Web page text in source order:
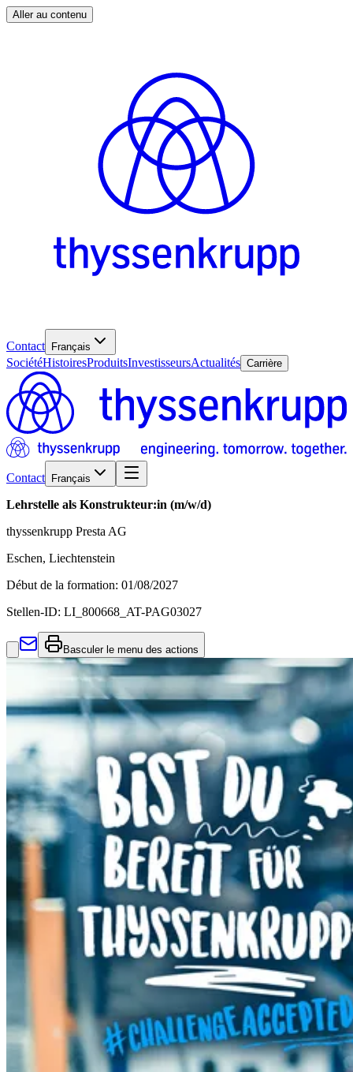
Aller au contenu
Contact Français
SociétéHistoiresProduitsInvestisseursActualités Carrière
Contact Français
Lehrstelle als Konstrukteur:in (m/w/d)
thyssenkrupp Presta AG
Eschen, Liechtenstein
Début de la formation: 01/08/2027
Stellen-ID: LI_800668_AT-PAG03027
Basculer le menu des actions